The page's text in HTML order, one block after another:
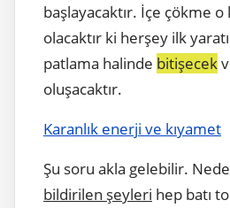
başlayacaktır. İçe çökme o
olacaktır ki herşey ilk
patlama halinde bitişecek
oluşacaktır.
Karanlık enerji ve kıyamet
Şu soru akla gelebilir.
bildirilen şeyleri hep batı